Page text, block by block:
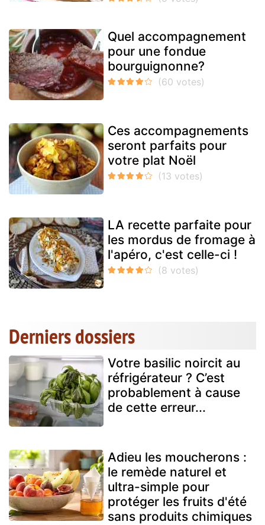
Quel accompagnement
pour une fondue
bourguignonne?
Ces accompagnements
seront parfaits pour
votre plat Noël
LA recette parfaite pour
les mordus de fromage à
l'apéro, c'est celle-ci !
Derniers dossiers
Votre basilic noircit au
réfrigérateur ? C’est
probablement à cause
de cette erreur...
Adieu les moucherons :
le remède naturel et
ultra-simple pour
protéger les fruits d'été
sans produits chimiques